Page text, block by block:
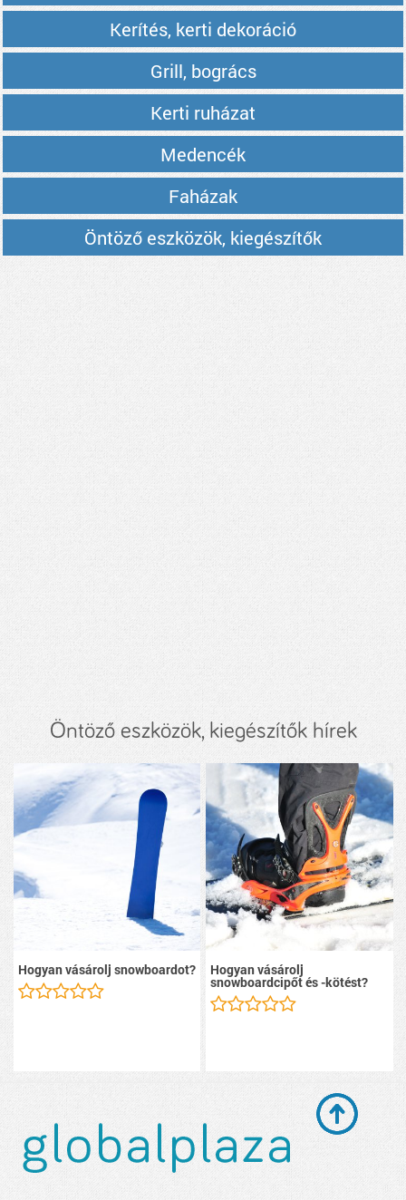
Kerítés, kerti dekoráció
Grill, bogrács
Kerti ruházat
Medencék
Faházak
Öntöző eszközök, kiegészítők
Öntöző eszközök, kiegészítők hírek
Hogyan vásárolj snowboardot? Hogyan vásárolj
snowboardcipőt és -kötést?